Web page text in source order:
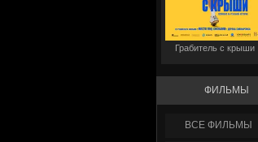
Грабитель с крыши
ФИЛЬМЫ
ФИЛЬМЫ